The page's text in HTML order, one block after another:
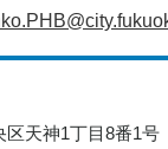
区天神1丁目8番1号